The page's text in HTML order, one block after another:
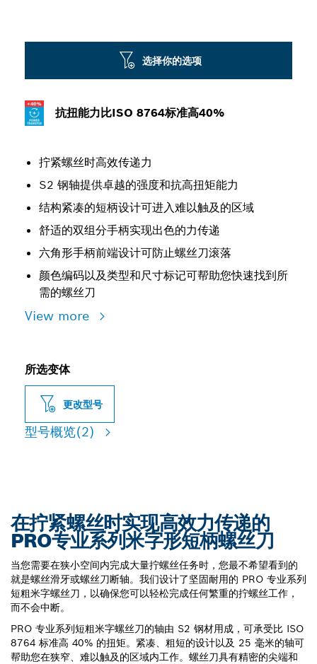
抗扭能力比ISO 8764标准高40%
拧紧螺丝时高效传递力
S2 钢轴提供卓越的强度和抗高扭矩能力
结构紧凑的短柄设计可进入难以触及的区域
舒适的双组分手柄实现出色的力传递
六角形手柄前端设计可防止螺丝刀滚落
颜色编码以及类型和尺寸标记可帮助您快速找到所
需的螺丝刀
View more
选择你的选项
所选变体
更改型号
型号概览(2)
在拧紧螺丝时实现高效力传递的
PRO专业系列米字形短柄螺丝刀
当您需要在狭小空间内完成大量拧螺丝任务时，您最不希望看到的
就是螺丝滑牙或螺丝刀断轴。我们设计了坚固耐用的 PRO 专业系列
短粗米字螺丝刀，以确保您可以轻松完成任何繁重的拧螺丝工作，
而不会中断。
PRO 专业系列短粗米字螺丝刀的轴由 S2 钢材用成，可承受比 ISO
8764 标准高 40% 的扭矩。紧凑、粗短的设计以及 25 毫米的轴可
帮助您在狭窄、难以触及的区域内工作。螺丝刀具有精密的尖端和